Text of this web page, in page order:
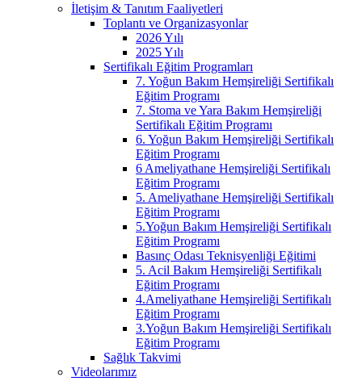
İletişim & Tanıtım Faaliyetleri
Toplantı ve Organizasyonlar
2026 Yılı
2025 Yılı
Sertifikalı Eğitim Programları
7. Yoğun Bakım Hemşireliği Sertifikalı
Eğitim Programı
7. Stoma ve Yara Bakım Hemşireliği
Sertifikalı Eğitim Programı
6. Yoğun Bakım Hemşireliği Sertifikalı
Eğitim Programı
6 Ameliyathane Hemşireliği Sertifikalı
Eğitim Programı
5. Ameliyathane Hemşireliği Sertifikalı
Eğitim Programı
5.Yoğun Bakım Hemşireliği Sertifikalı
Eğitim Programı
Basınç Odası Teknisyenliği Eğitimi
5. Acil Bakım Hemşireliği Sertifikalı
Eğitim Programı
4.Ameliyathane Hemşireliği Sertifikalı
Eğitim Programı
3.Yoğun Bakım Hemşireliği Sertifikalı
Eğitim Programı
Sağlık Takvimi
Videolarımız